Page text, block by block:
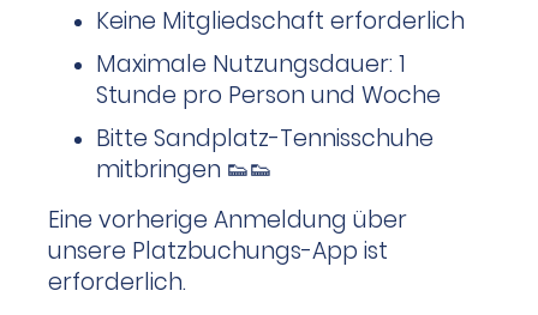
Keine Mitgliedschaft erforderlich
Maximale Nutzungsdauer: 1
Stunde pro Person und Woche
Bitte Sandplatz-Tennisschuhe
mitbringen 👟👟
Eine vorherige Anmeldung über
unsere Platzbuchungs-App ist
erforderlich.